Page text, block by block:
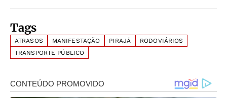
Tags
ATRASOS MANIFESTAÇÃO PIRAJÁ
RODOVIÁRIOS
TRANSPORTE PÚBLICO